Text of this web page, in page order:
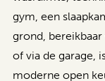
gym, een
grond,
of via de garage,
moderne open